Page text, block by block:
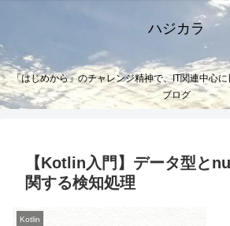
ハジカラ
「はじめから」のチャレンジ精神で、IT関連中心
ブログ
【Kotlin入門】データ型と
関する検知処理
Kotlin